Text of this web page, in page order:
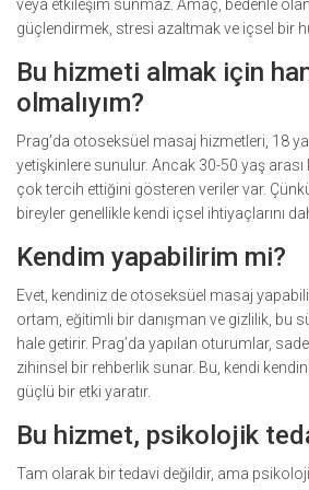
veya etkileşim sunmaz. Amaç, bedenle olan
güçlendirmek, stresi azaltmak ve içsel bir
Bu hizmeti almak için
olmalıyım?
Prag’da otoseksüel masaj hizmetleri, 18
yetişkinlere sunulur. Ancak 30-50 yaş
çok tercih ettiğini gösteren veriler var.
bireyler genellikle kendi içsel ihtiyaçlarını
Kendim yapabilirim mi?
Evet, kendiniz de otoseksüel masaj
ortam, eğitimli bir danışman ve gizlilik, bu
hale getirir. Prag’da yapılan oturumlar,
zihinsel bir rehberlik sunar. Bu, kendi
güçlü bir etki yaratır.
Bu hizmet, psikolojik
Tam olarak bir tedavi değildir, ama